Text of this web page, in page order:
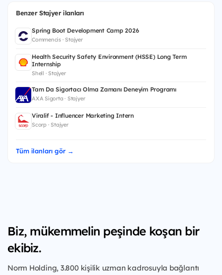
Benzer Stajyer ilanları
Spring Boot Development Camp 2026
Commencis · Stajyer
Health Security Safety Environment (HSSE) Long Term
Internship
Shell · Stajyer
Tam Da Sigortacı Olma Zamanı Deneyim Programı
AXA Sigorta · Stajyer
Viralif - Influencer Marketing Intern
Scorp · Stajyer
Tüm ilanları gör →
Biz, mükemmelin peşinde koşan bir
ekibiz.
Norm Holding, 3.800 kişilik uzman kadrosuyla bağlantı